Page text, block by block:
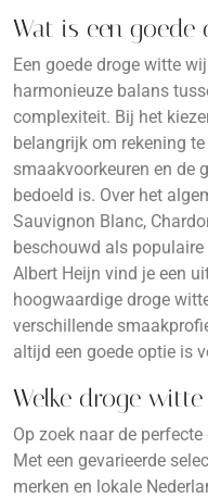
Wat is een
Een goede droge witte
harmonieuze balans
complexiteit. Bij het
belangrijk om rekening
smaakvoorkeuren en de
bedoeld is. Over het
Sauvignon Blanc,
beschouwd als
Albert Heijn vind je een
hoogwaardige droge
verschillende
altijd een goede optie is
Welke droge
Op zoek naar de
Met een gevarieerde
merken en lokale